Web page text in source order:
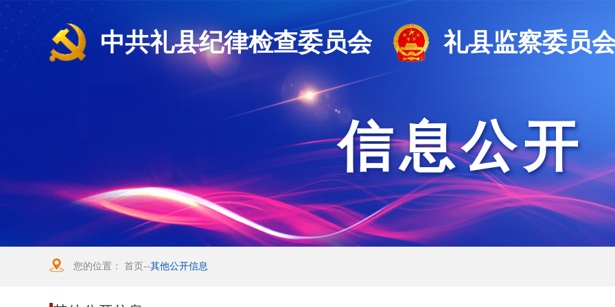
中共礼县纪律检查委员会 礼县监察委员
信息公开
您的位置： 首页 --其他公开信息